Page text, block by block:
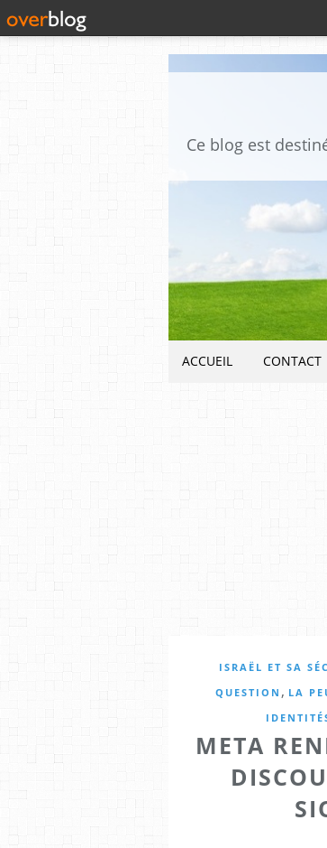
ACCUEIL CONTACT
ISRAËL ET SA
QUESTION , LA
META